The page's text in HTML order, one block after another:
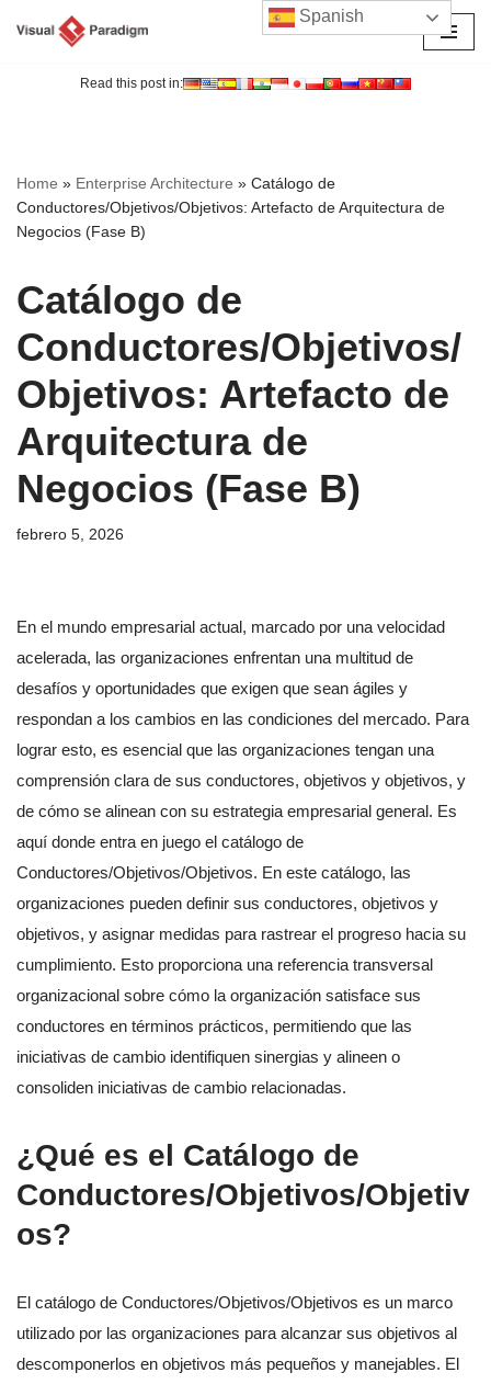
Read this post in:
Home » Enterprise Architecture » Catálogo de
Conductores/Objetivos/Objetivos: Artefacto de Arquitectura de
Negocios (Fase B)
Catálogo de
Conductores/Objetivos/
Objetivos: Artefacto de
Arquitectura de
Negocios (Fase B)
febrero 5, 2026
En el mundo empresarial actual, marcado por una velocidad
acelerada, las organizaciones enfrentan una multitud de
desafíos y oportunidades que exigen que sean ágiles y
respondan a los cambios en las condiciones del mercado. Para
lograr esto, es esencial que las organizaciones tengan una
comprensión clara de sus conductores, objetivos y objetivos, y
de cómo se alinean con su estrategia empresarial general. Es
aquí donde entra en juego el catálogo de
Conductores/Objetivos/Objetivos. En este catálogo, las
organizaciones pueden definir sus conductores, objetivos y
objetivos, y asignar medidas para rastrear el progreso hacia su
cumplimiento. Esto proporciona una referencia transversal
organizacional sobre cómo la organización satisface sus
conductores en términos prácticos, permitiendo que las
iniciativas de cambio identifiquen sinergias y alineen o
consoliden iniciativas de cambio relacionadas.
¿Qué es el Catálogo de
Conductores/Objetivos/Objetiv
os?
El catálogo de Conductores/Objetivos/Objetivos es un marco
utilizado por las organizaciones para alcanzar sus objetivos al
descomponerlos en objetivos más pequeños y manejables. El
Spanish